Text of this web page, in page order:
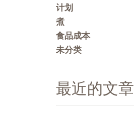
计划
煮
食品成本
未分类
最近的文章